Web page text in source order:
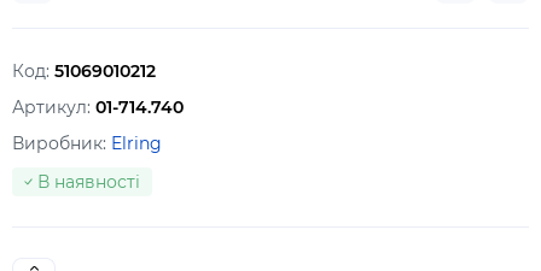
Код: 51069010212
Артикул: 01-714.740
Виробник: Elring
В наявності